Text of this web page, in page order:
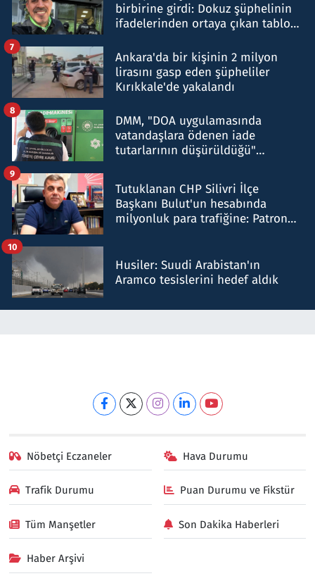
birbirine girdi: Dokuz şüphelinin
ifadelerinden ortaya çıkan tablo
Ankara'da bir kişinin 2 milyon
lirasını gasp eden şüpheliler
Kırıkkale'de yakalandı
7
DMM, "DOA uygulamasında
vatandaşlara ödenen iade
tutarlarının düşürüldüğü"
8
Tutuklanan CHP Silivri İlçe
Başkanı Bulut'un hesabında
milyonluk para trafiğine: Patron
9
Husiler: Suudi Arabistan'ın
Aramco tesislerini hedef aldık
10
Nöbetçi Eczaneler Hava Durumu
Trafik Durumu Puan Durumu ve Fikstür
Tüm Manşetler Son Dakika Haberleri
Haber Arşivi